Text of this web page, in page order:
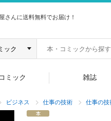
さんに送料無料でお届け！
コミック 雑誌
ビジネス 仕事の技術 仕事の技